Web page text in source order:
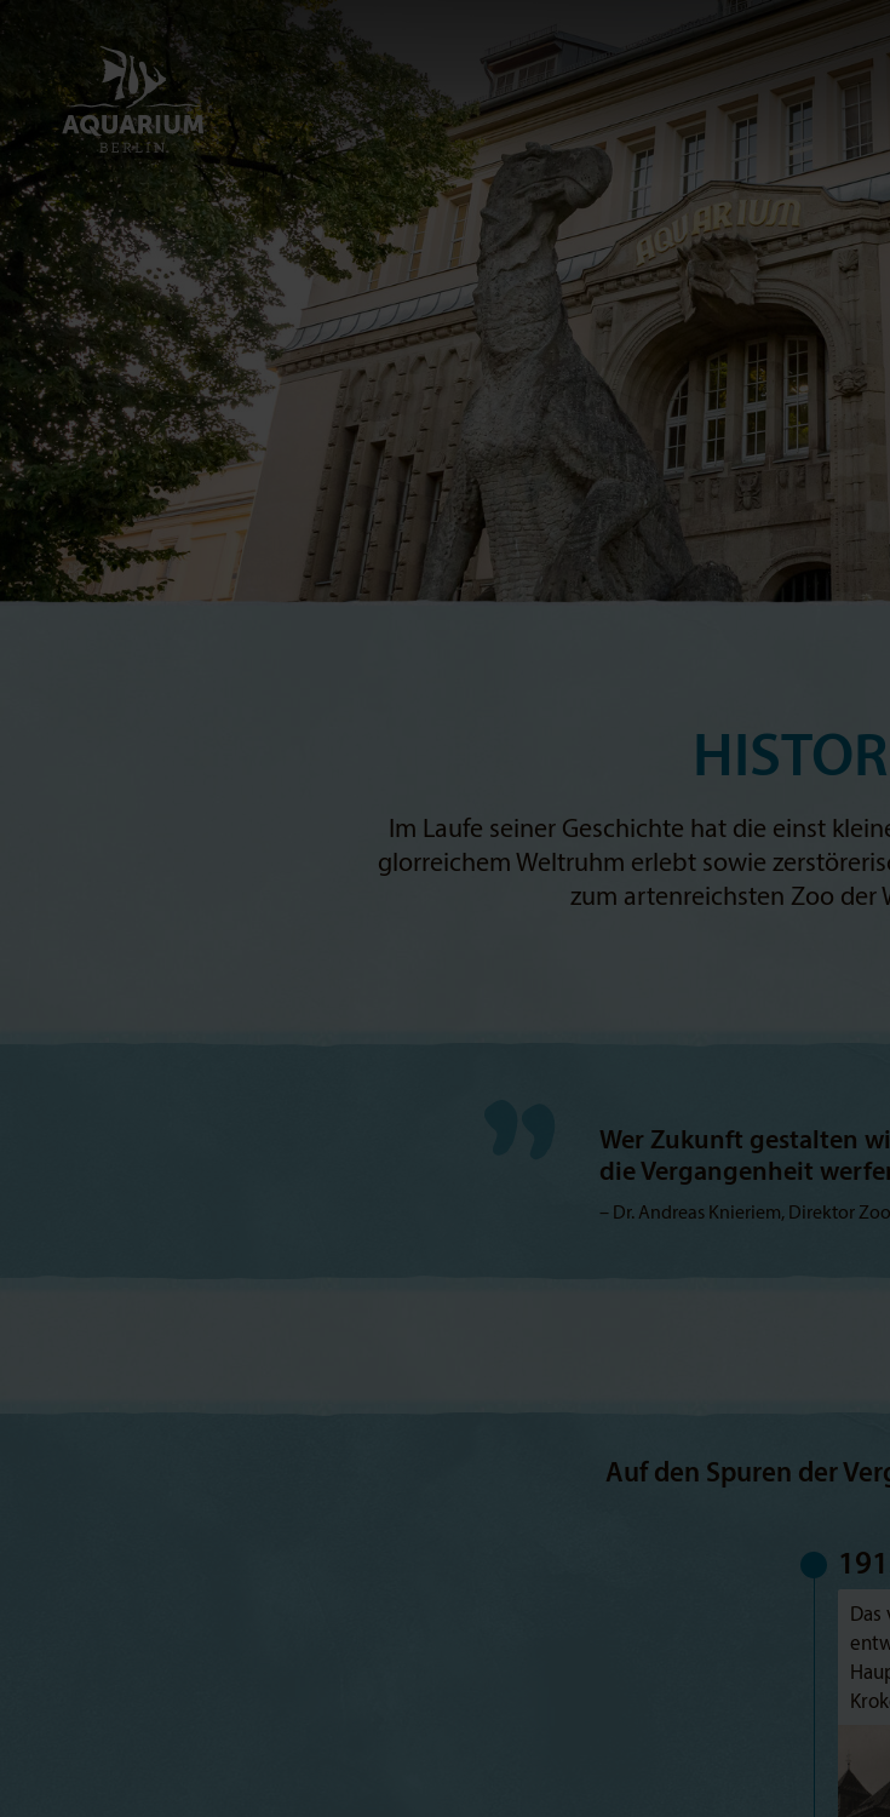
Im Laufe seiner Geschichte hat die einst
glorreichem Weltruhm erlebt sowie
zum artenreichsten Zoo der
Wer Zukunft gestalten
die Vergangenheit
Dr. Andreas Knieriem, Direktor
Auf den Spuren der